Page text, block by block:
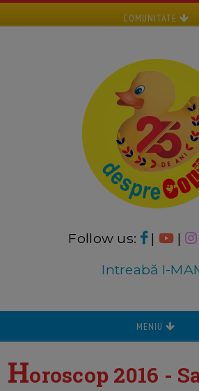
COMUNITATE
Follow us: | |
Intreabă I-
MENIU
Horoscop 2016 -